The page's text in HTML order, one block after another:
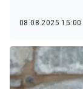
08.08.2025 15:00